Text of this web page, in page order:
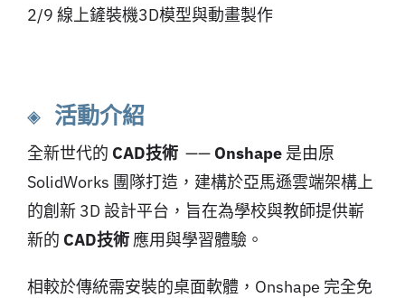
2/9 線上鏟裝機3D模型與動畫製作
◈ 活動介紹
全新世代的 CAD技術 —— Onshape 是由原
SolidWorks 團隊打造，建構於亞馬遜雲端架構上
的創新 3D 設計平台，旨在為學校與教師提供嶄
新的 CAD技術 應用與學習體驗。
相較於傳統需安裝的桌面軟體，Onshape 完全免